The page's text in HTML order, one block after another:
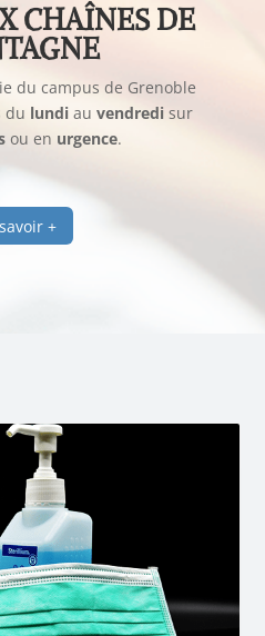
CHAÎNES DE
du campus de Grenoble
du lundiauvendredi sur
ou en urgence.
+